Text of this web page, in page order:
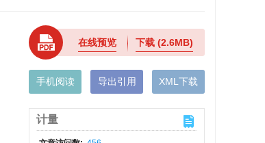
在线预览 下载(2.6MB)
手机阅读 导出引用 XML下载
计量